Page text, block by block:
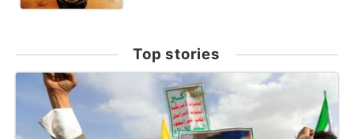
Top stories